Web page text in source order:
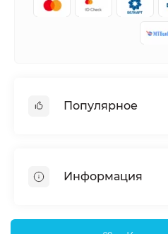
Популярное
Тепловые насосы
Полупромышленные
Информация